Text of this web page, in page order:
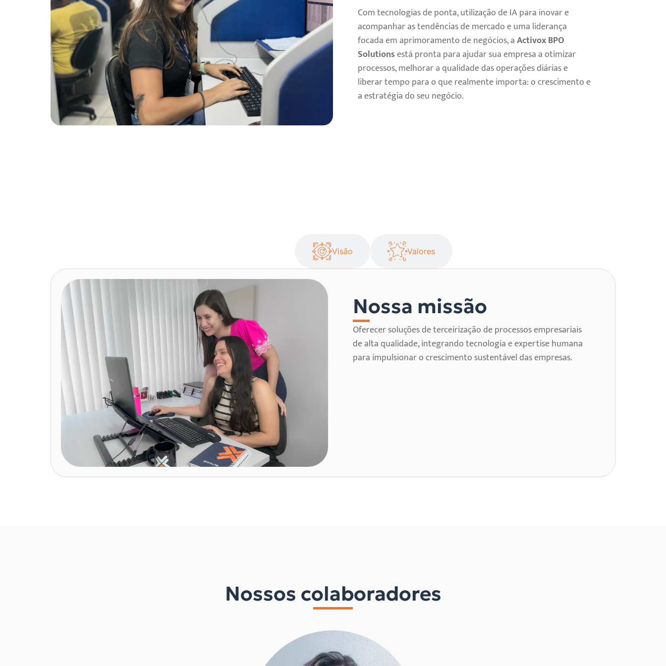
Com tecnologias de ponta, utilização de IA para inovar e
acompanhar as tendências de mercado e uma liderança
focada em aprimoramento de negócios, aActivox BPO
Solutionsestá pronta para ajudar sua empresa a otimizar
processos, melhorar a qualidade das operações diárias e
liberar tempo para o que realmente importa: o crescimento e
a estratégia do seu negócio.
Visão Valores
Nossa missão
Oferecer soluções de terceirização de processos empresariais
de alta qualidade, integrando tecnologia e expertise humana
para impulsionar o crescimento sustentável das empresas.
Nossos colaboradores